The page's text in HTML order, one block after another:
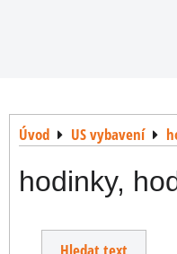
Úvod US vybavení
hodinky,
Hledat text